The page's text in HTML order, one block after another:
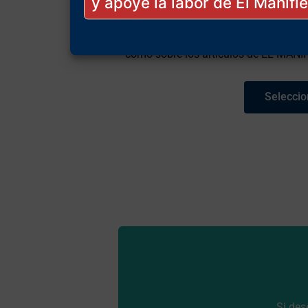
Foro de
se podrán efectuar comentarios
como sobre los artículos de EL